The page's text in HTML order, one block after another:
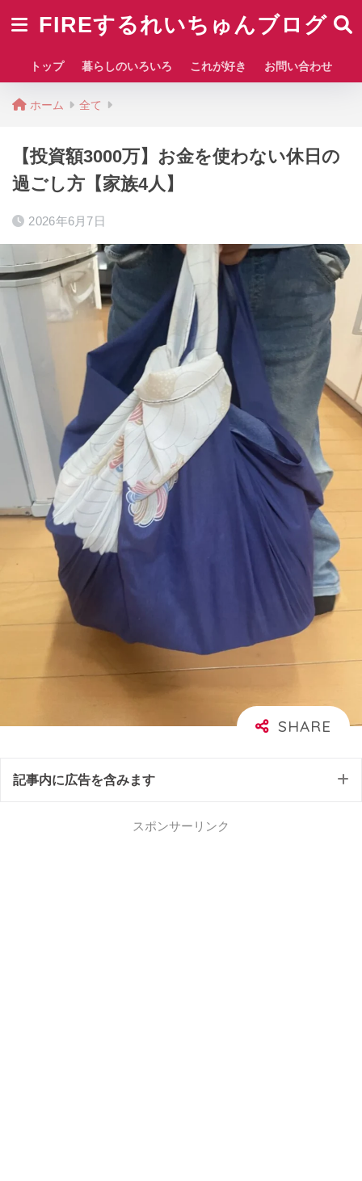
FIREするれいちゅんブログ
トップ 暮らしのいろいろ これが好き お問い合わせ
ホーム 全て
【投資額3000万】お金を使わない休日の
過ごし方【家族4人】
2026年6月7日
記事内に広告を含みます
スポンサーリンク